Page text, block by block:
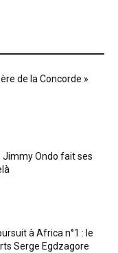
de la Concorde »
Jimmy Ondo fait ses
à Africa n°1 : le
Serge Egdzagore